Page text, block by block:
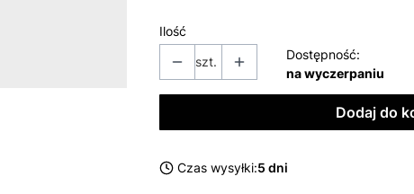
Ilość
szt.
Dostępność:
na wyczerpaniu
Dodaj do
Czas wysyłki:5 dni